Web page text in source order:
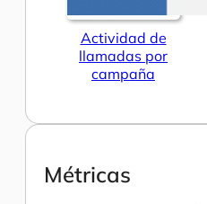
Actividad de
llamadas por
campaña
Métricas